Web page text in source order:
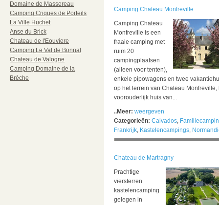
Domaine de Massereau
Camping Criques de Porteils
La Ville Huchet
Anse du Brick
Chateau de l'Eouviere
Camping Le Val de Bonnal
Chateau de Valogne
Camping Domaine de la
Brèche
Camping Chateau Monfreville
Camping Chateau
Monfreville is een
fraaie camping met
ruim 20
campingplaatsen
(alleen voor tenten),
enkele pipowagens en twee
op het terrein van Chateau Monfreville,
voorouderlijk huis van...
..Meer: weergeven
Categorieën: Calvados,
Frankrijk, Kastelencampings,
Chateau de Martragny
Prachtige
viersterren
kastelencamping
gelegen in